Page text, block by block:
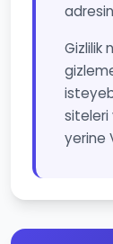
Gizlilik
siteleri
yerine